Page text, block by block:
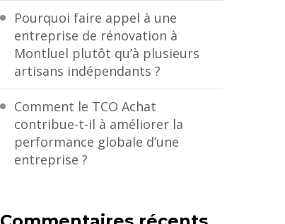
Pourquoi faire appel à une
entreprise de rénovation à
Montluel plutôt qu’à plusieurs
artisans indépendants ?
Comment le TCO Achat
contribue-t-il à améliorer la
performance globale d’une
entreprise ?